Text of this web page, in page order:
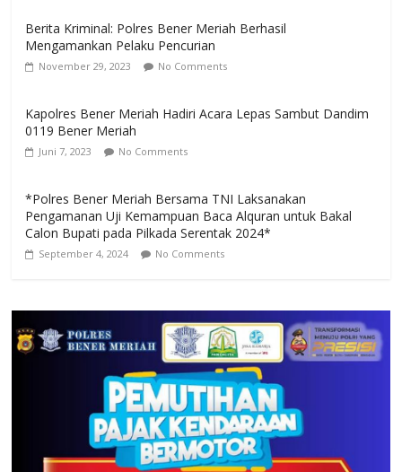
Berita Kriminal: Polres Bener Meriah Berhasil
Mengamankan Pelaku Pencurian
November 29, 2023 No Comments
Kapolres Bener Meriah Hadiri Acara Lepas Sambut Dandim
0119 Bener Meriah
Juni 7, 2023 No Comments
*Polres Bener Meriah Bersama TNI Laksanakan
Pengamanan Uji Kemampuan Baca Alquran untuk Bakal
Calon Bupati pada Pilkada Serentak 2024*
September 4, 2024 No Comments